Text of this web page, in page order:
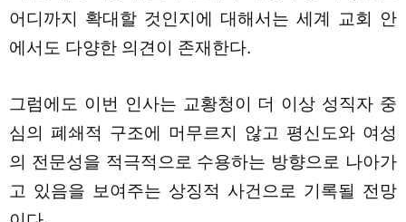
어디까지 확대할 것인지에 대해서는 세계 교회 안
에서도 다양한 의견이 존재한다.
그럼에도 이번 인사는 교황청이 더 이상 성직자 중
심의 폐쇄적 구조에 머무르지 않고 평신도와 여성
의 전문성을 적극적으로 수용하는 방향으로 나아가
고 있음을 보여주는 상징적 사건으로 기록될 전망